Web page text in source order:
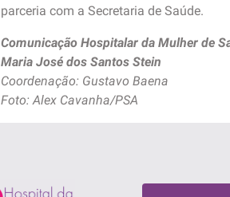
parceria com a Secretaria de Saúde.
Comunicação Hospitalar da Mulher de
Maria José dos Santos Stein
Coordenação: Gustavo Baena
Foto: Alex Cavanha/PSA